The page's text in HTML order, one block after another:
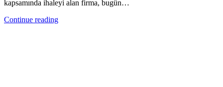
kapsamında ihaleyi alan firma, bugün…
Continue reading